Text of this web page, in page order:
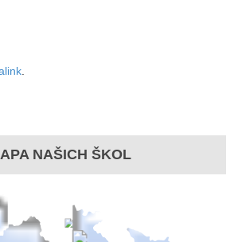
.
NAŠICH ŠKOL